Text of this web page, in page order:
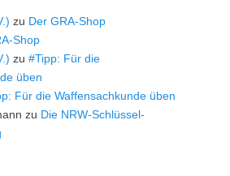
zu Der GRA-Shop
Shop
zu #Tipp: Für die
üben
Für die Waffensachkunde üben
zu Die NRW-Schlüssel-